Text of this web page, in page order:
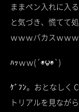
ままペン入れに入
と気づき、慌てて
ｗｗｗバカスｗｗ
ﾊｯｗｗ(´◉౪◉`)
ｹﾞﾌﾝ。おとなしく
トリアルを見なが